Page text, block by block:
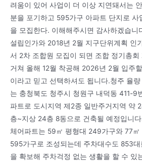
려움이 있어 사업이 더 이상 지연돼서는
분을 포기하고 595가구 아파트 단지로 사
을 모집한다. 이해해주시면 감사하겠습니
설립인가와 2018년 2월 지구단위계획 인
서 2차 조합원 모집이 되면 조합 정기총
거쳐 올해 12월 착공해 2026년 2월 입주
이라고 믿고 선택하셔도 됩니다.청주 율
는 충청북도 청주시 청원구 내덕동 411-9
파트로 도시지역 제2종 일반주거지역 약
층~지상 24층 8동으로 건축될 예정입니
체어파트는 59㎡ 평형대 249가구와 77
595가구로 조성되는데 주차대수도 853대
을 확보해 주차걱정 없는 생활을 할 수 있